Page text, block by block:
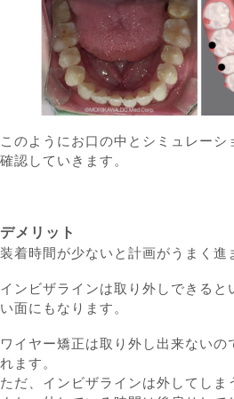
このようにお口の中とシミュレー
確認していきます。
デメリット
装着時間が少ないと計画がうまく進
インビザラインは取り外しできると
い面にもなります。
ワイヤー矯正は取り外し出来ないの
れます。
ただ、インビザラインは外してしま